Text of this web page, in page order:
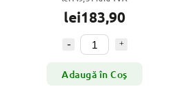
lei183,90
Adaugă în Coş